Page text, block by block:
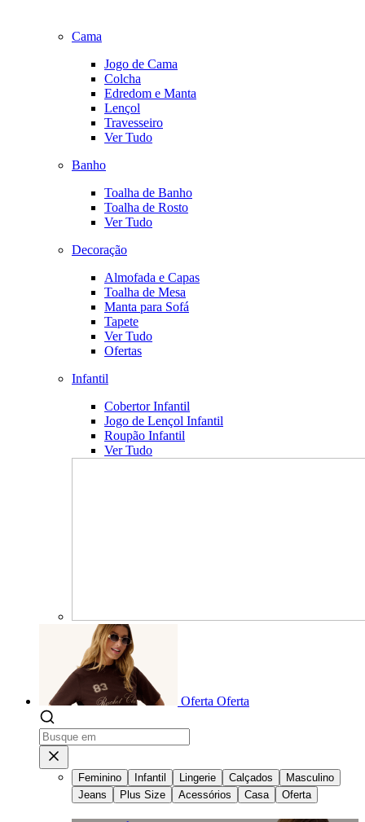
Cama
Jogo de Cama
Colcha
Edredom e Manta
Lençol
Travesseiro
Ver Tudo
Banho
Toalha de Banho
Toalha de Rosto
Ver Tudo
Decoração
Almofada e Capas
Toalha de Mesa
Manta para Sofá
Tapete
Ver Tudo
Ofertas
Infantil
Cobertor Infantil
Jogo de Lençol Infantil
Roupão Infantil
Ver Tudo
Oferta Oferta
Feminino Infantil Lingerie Calçados
Masculino
Jeans
Plus Size Acessórios Casa Oferta